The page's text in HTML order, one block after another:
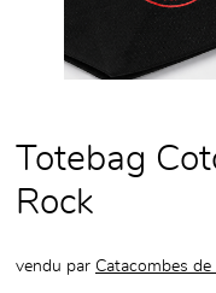
Totebag
Rock
vendu par Catacombes de